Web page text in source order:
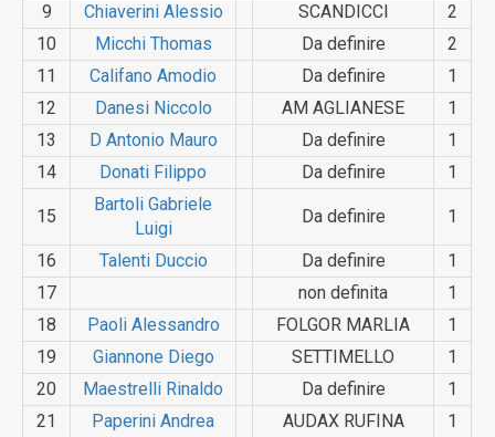
9
Chiaverini Alessio SCANDIC­CI
2
10
Micchi Thomas Da definire
2
11
Califano Amodio Da definire
1
12
Danesi Niccolo AM AGLIANESE
1
13
D Antonio Mauro Da definire
1
14
Donati Filippo Da definire 1
15
Bartoli Gabriele
Luigi
Da definire 1
16 Talenti Duccio Da definire
1
17
non definita
1
18
Paoli Alessandro FOLGOR MARLIA
1
19
Giannone Diego SETTIME­LLO
1
20
Maestrelli Rinaldo Da definire
1
21
Paperini Andrea AUDAX RUFINA 1